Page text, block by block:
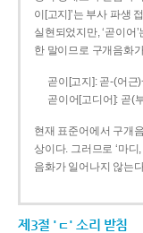
이[고지]’는 부사 파생
실현되었지만, ‘곧이어
한 말이므로 구개음화
곧이[고지]: 곧-­(어근
곧이어[고디어]: 곧(
현재 표준어에서 구개
상이다. 그러므로 ‘마
음화가 일어나지 않는
제3절 'ㄷ' 소리 받침